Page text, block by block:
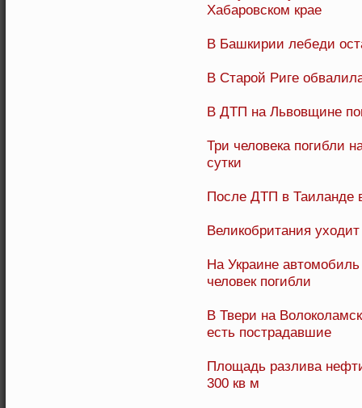
Хабаровском крае
В Башкирии лебеди
В Старой Риге
В ДТП на Львовщине
Три человека погибли
сутки
После ДТП в Таиланде
Великобритания
На Украине
человек погибли
В Твери на
есть пострадавшие
Площадь разлива
300 кв м